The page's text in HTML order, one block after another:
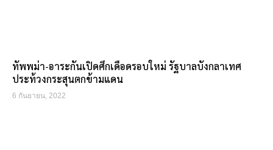
ทัพพม่า-อาระกันเปิดศึกเดือดรอบใหม่ รัฐบาลบังกลาเทศ
ประท้วงกระสุนตกข้ามแดน
6 กันยายน, 2022